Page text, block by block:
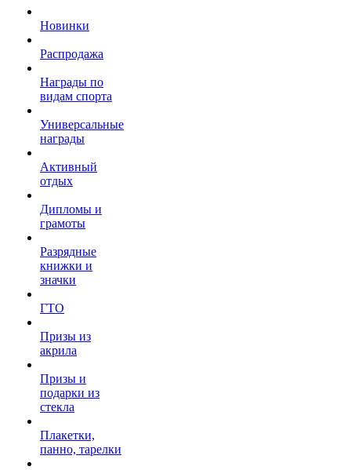
Новинки
Распродажа
Награды по
видам спорта
Универсальные
награды
Активный
отдых
Дипломы и
грамоты
Разрядные
книжки и
значки
ГТО
Призы из
акрила
Призы и
подарки из
стекла
Плакетки,
панно, тарелки